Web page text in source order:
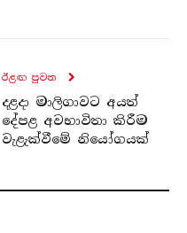
ඊළඟ පුව​ත
දළදා මාලිගාවට අයත්
දේපළ අවභාවිතා කිරීම
වැළැක්වීමේ නියෝගයක්